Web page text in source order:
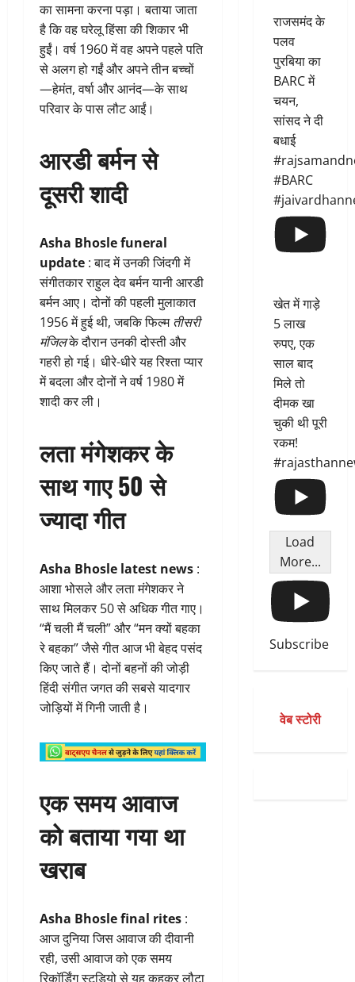
का सामना करना पड़ा। बताया जाता
है कि वह घरेलू हिंसा की शिकार भी
हुईं। वर्ष 1960 में वह अपने पहले पति
से अलग हो गईं और अपने तीन बच्चों
—हेमंत, वर्षा और आनंद—के साथ
परिवार के पास लौट आईं।
आरडी बर्मन से
दूसरी शादी
Asha Bhosle funeral
update : बाद में उनकी जिंदगी में
संगीतकार राहुल देव बर्मन यानी आरडी
बर्मन आए। दोनों की पहली मुलाकात
1956 में हुई थी, जबकि फिल्मतीसरी
मंजिलके दौरान उनकी दोस्ती और
गहरी हो गई। धीरे-धीरे यह रिश्ता प्यार
में बदला और दोनों ने वर्ष 1980 में
शादी कर ली।
लता मंगेशकर के
साथ गाए 50 से
ज्यादा गीत
Asha Bhosle latest news :
आशा भोसले और लता मंगेशकर ने
साथ मिलकर 50 से अधिक गीत गाए।
“मैं चली मैं चली” और “मन क्यों बहका
रे बहका” जैसे गीत आज भी बेहद पसंद
किए जाते हैं। दोनों बहनों की जोड़ी
हिंदी संगीत जगत की सबसे यादगार
जोड़ियों में गिनी जाती है।
एक समय आवाज
को बताया गया था
खराब
Asha Bhosle final rites :
आज दुनिया जिस आवाज की दीवानी
रही, उसी आवाज को एक समय
रिकॉर्डिंग स्टूडियो से यह कहकर लौटा
राजसमंद के
पलव
पुरबिया का
BARC में
चयन,
सांसद ने दी
बधाई
#BARC
खेत में गाड़े
5 लाख
रुपए, एक
साल बाद
मिले तो
दीमक खा
चुकी थी पूरी
रकम!
Load
More...
Subscribe
वेब स्टोरी